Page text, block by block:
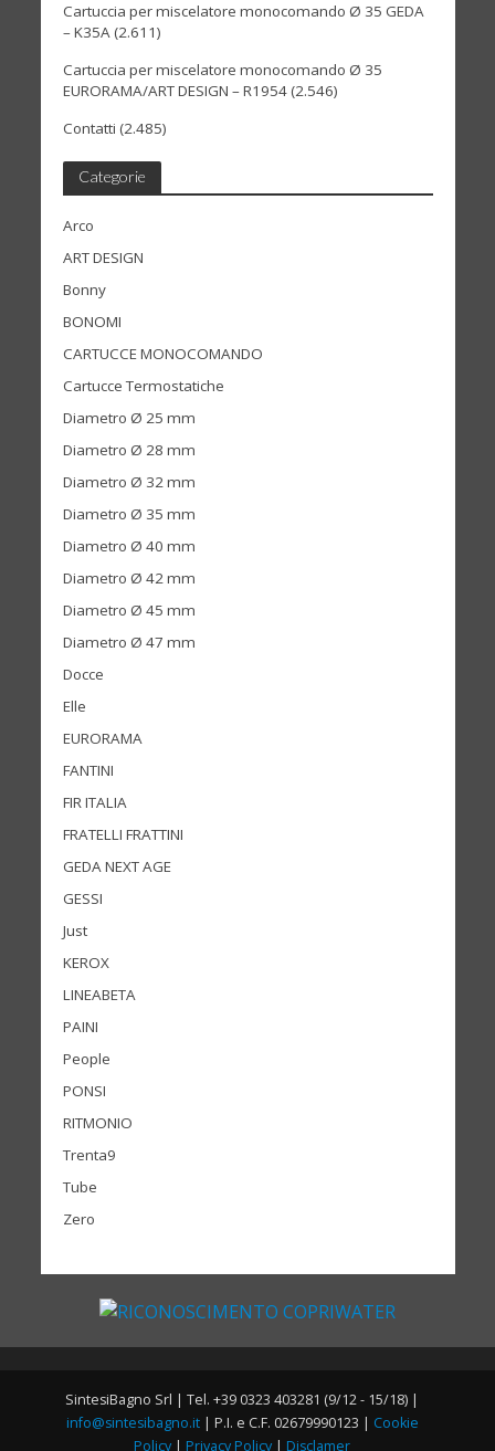
Cartuccia per miscelatore monocomando Ø 35 GEDA
– K35A(2.611)
Cartuccia per miscelatore monocomando Ø 35
EURORAMA/ART DESIGN – R1954(2.546)
Contatti (2.485)
Categorie
Arco
ART DESIGN
Bonny
BONOMI
CARTUCCE MONOCOMANDO
Cartucce Termostatiche
Diametro Ø 25 mm
Diametro Ø 28 mm
Diametro Ø 32 mm
Diametro Ø 35 mm
Diametro Ø 40 mm
Diametro Ø 42 mm
Diametro Ø 45 mm
Diametro Ø 47 mm
Docce
Elle
EURORAMA
FANTINI
FIR ITALIA
FRATELLI FRATTINI
GEDA NEXT AGE
GESSI
Just
KEROX
LINEABETA
PAINI
People
PONSI
RITMONIO
Trenta9
Tube
Zero
SintesiBagno Srl | Tel. +39 0323 403281 (9/12 - 15/18) |
info@sintesibagno.it| P.I. e C.F. 02679990123 | Cookie
Policy | Privacy Policy | Disclamer